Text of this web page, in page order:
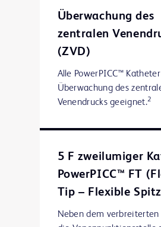
Überwachung des
zentralen
(ZVD)
Alle PowerPICC™
Überwachung des
Venendrucks geeignet.2
5 F zweilumiger
PowerPICC™ FT
Tip – Flexible
Neben dem verbreiterten